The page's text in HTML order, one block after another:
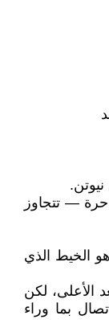
حرة — تتجاوز
الخيط الذي
الأعلى، لكن
بما وراء